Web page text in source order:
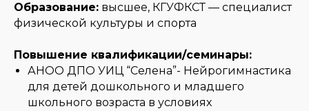
Образование: высшее, КГУФКСТ — специалист
физической культуры и спорта
Повышение квалификации/семинары:
АНОО ДПО УИЦ “Селена”- Нейрогимнастика
для детей дошкольного и младшего
школьного возраста в условиях